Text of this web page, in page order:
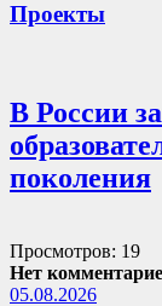
Проекты
В России
поколения
Просмотров: 19
Нет
05.08.2026